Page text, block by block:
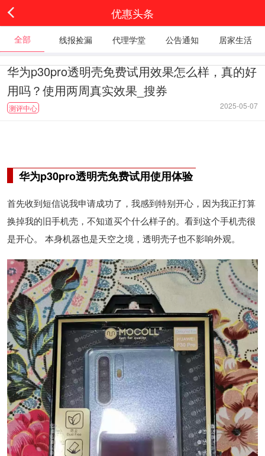
优惠头条
全部 线报捡漏 代理学堂 公告通知 居家生活
华为p30pro透明壳免费试用效果怎么样，真的好
用吗？使用两周真实效果_搜券
测评中心 2025-05-07
华为p30pro透明壳免费试用使用体验
首先收到短信说我申请成功了，我感到特别开心，因为我正打算
换掉我的旧手机壳，不知道买个什么样子的。看到这个手机壳很
是开心。 本身机器也是天空之境，透明壳子也不影响外观。